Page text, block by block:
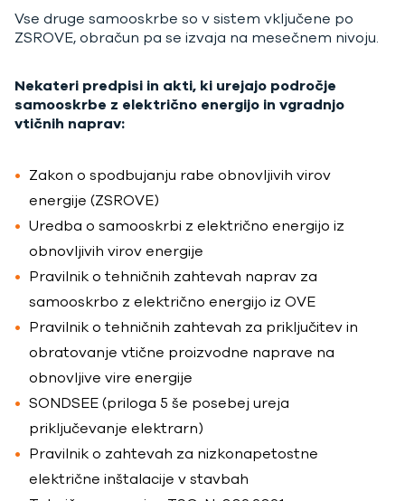
Vse druge samooskrbe so v sistem vključene po
ZSROVE, obračun pa se izvaja na mesečnem nivoju.
Nekateri predpisi in akti, ki urejajo področje
samooskrbe z električno energijo in vgradnjo
vtičnih naprav:
Zakon o spodbujanju rabe obnovljivih virov
energije (ZSROVE)
Uredba o samooskrbi z električno energijo iz
obnovljivih virov energije
Pravilnik o tehničnih zahtevah naprav za
samooskrbo z električno energijo iz OVE
Pravilnik o tehničnih zahtevah za priključitev in
obratovanje vtične proizvodne naprave na
obnovljive vire energije
SONDSEE (priloga 5 še posebej ureja
priključevanje elektrarn)
Pravilnik o zahtevah za nizkonapetostne
električne inštalacije v stavbah